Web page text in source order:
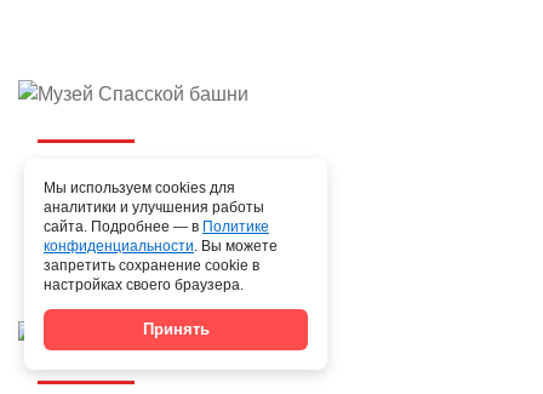
от 0 до 350 руб.
Музей Спасской башни
Мы используем cookies для
аналитики и улучшения работы
сайта. Подробнее — в Политике
конфиденциальности. Вы можете
запретить сохранение cookie в
настройках своего браузера.
Принять